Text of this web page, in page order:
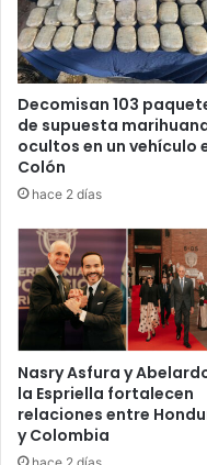
Advertencia
bloqueos
El presidente del
partidos políticos
“Si el Partido Nacional
Decomisan 103
de supuesta
ocultos en un vehículo
Colón
hace 2 días
Nasry Asfura y
la Espriella fortalecen
relaciones entre
y Colombia